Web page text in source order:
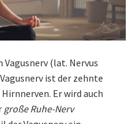
(lat. Nervus
ist der zehnte
Er wird auch
große Ruhe-Nerv